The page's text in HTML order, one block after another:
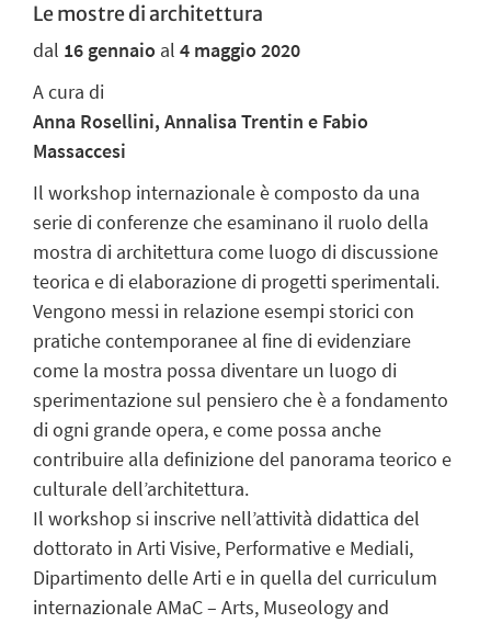
Le mostre di architettura
dal 16 gennaio al 4 maggio 2020
A cura di
Anna Rosellini, Annalisa Trentin e Fabio
Massaccesi
Il workshop internazionale è composto da una
serie di conferenze che esaminano il ruolo della
mostra di architettura come luogo di discussione
teorica e di elaborazione di progetti sperimentali.
Vengono messi in relazione esempi storici con
pratiche contemporanee al fine di evidenziare
come la mostra possa diventare un luogo di
sperimentazione sul pensiero che è a fondamento
di ogni grande opera, e come possa anche
contribuire alla definizione del panorama teorico e
culturale dell’architettura.
Il workshop si inscrive nell’attività didattica del
dottorato in Arti Visive, Performative e Mediali,
Dipartimento delle Arti e in quella del curriculum
internazionale AMaC – Arts, Museology and